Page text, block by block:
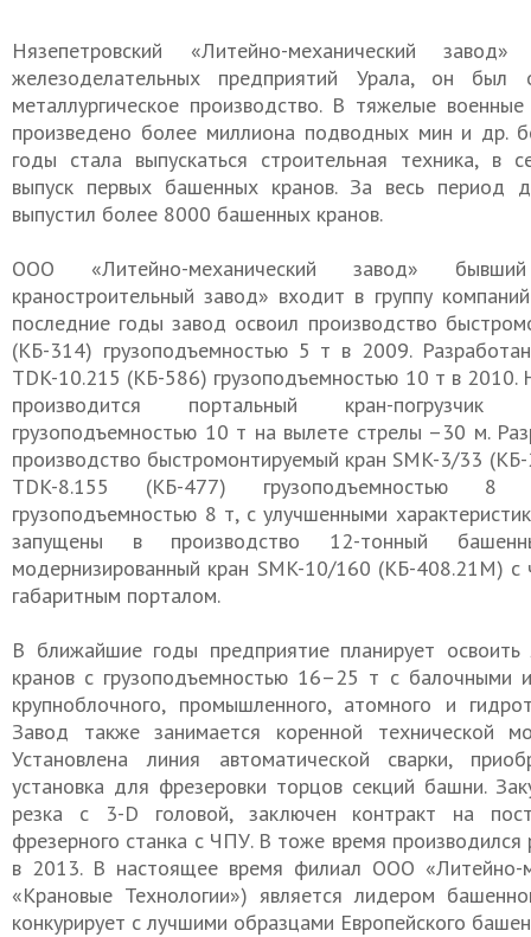
Нязепетровский «Литейно-механический
железоделательных предприятий Урала, он
металлургическое производство. В тяжелые
произведено более миллиона подводных мин и др.
годы стала выпускаться строительная техника, в
выпуск первых башенных кранов. За весь период
выпустил более 8000 башенных кранов.
ООО «Литейно-механический завод»
краностроительный завод» входит в группу
последние годы завод освоил производство
(КБ-314) грузоподъемностью 5 т в 2009.
TDK-10.215 (КБ-586) грузоподъемностью 10 т в
производится портальный кран-
грузоподъемностью 10 т на вылете стрелы –30 м.
производство быстромонтируемый кран SMK-3/33
TDK-8.155 (КБ-477) грузоподъемностью
грузоподъемностью 8 т, с улучшенными
запущены в производство 12-тонный
модернизированный кран SMK-10/160 (КБ-408.21М) c
габаритным порталом.
В ближайшие годы предприятие планирует
кранов с грузоподъемностью 16–25 т с балочными
крупноблочного, промышленного, атомного и
Завод также занимается коренной технической
Установлена линия автоматической сварки,
установка для фрезеровки торцов секций башни.
резка с 3-D головой, заключен контракт на
фрезерного станка с ЧПУ. В тоже время
в 2013. В настоящее время филиал ООО «Литейно-
«Крановые Технологии») является лидером
конкурирует с лучшими образцами Европейского